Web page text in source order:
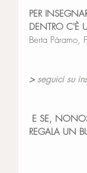
PER
DENTRO C'È
Berta Páramo,
> seguici su
E SE,
REGALA UN